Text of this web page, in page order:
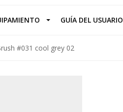
GUÍA DEL USUARIO
#031 cool grey 02